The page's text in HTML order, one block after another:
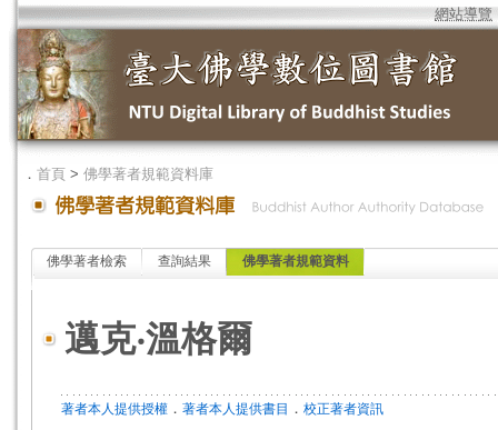
網站導覽
． 首頁 > 佛學著者規範資料庫
佛學著者檢索 查詢結果 佛學著者規範資料
邁克‧溫格爾
著者本人提供授權 ． 著者本人提供書目 ． 校正著者資訊